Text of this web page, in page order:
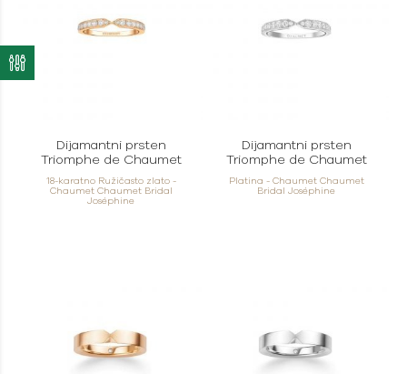
Dijamantni prsten
Triomphe de Chaumet
18-karatno Ružičasto zlato -
Chaumet Chaumet Bridal
Joséphine
Dijamantni prsten
Triomphe de Chaumet
Platina - Chaumet Chaumet
Bridal Joséphine